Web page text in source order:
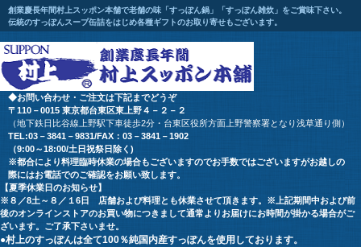
創業慶長年間村上スッポン本舗で老舗の味「すっぽん鍋」「すっぽん雑炊」をご賞味下さい。
伝統のすっぽんスープ缶詰をはじめ各種ギフトのお取り寄せもございます。
◆お問い合わせ・ご注文は下記までどうぞ
〒110－0015 東京都台東区東上野４－２－２
（地下鉄日比谷線上野駅下車徒歩2分・台東区役所方面上野警察署となり浅草通り側）
TEL:03－3841－9831/FAX：03－3841－1902
（9:00～18:00/土日祝祭日除く)
※都合により料理臨時休業の場合もございますのでお手数ではございますがお越しの
際にはお電話でのご確認をお願い致します。
【夏季休業日のお知らせ】
※８／8土～８／１6日 店舗および料理とも休業させて頂きます。※上記期間中および前
後のオンラインストアのお買い物につきまして通常よりお届けにお時間が掛かる場合がご
ざいます。ご了承下さいませ。
●村上のすっぽんは全て100％純国内産すっぽんを使用しております。